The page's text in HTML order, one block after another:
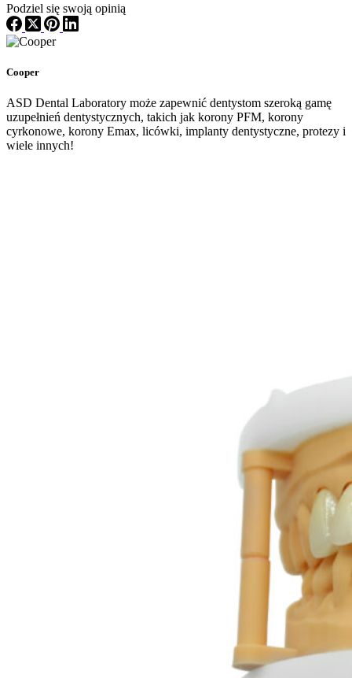
Podziel się swoją opinią
Cooper
ASD Dental Laboratory może zapewnić dentystom szeroką gamę
uzupełnień dentystycznych, takich jak korony PFM, korony
cyrkonowe, korony Emax, licówki, implanty dentystyczne, protezy i
wiele innych!